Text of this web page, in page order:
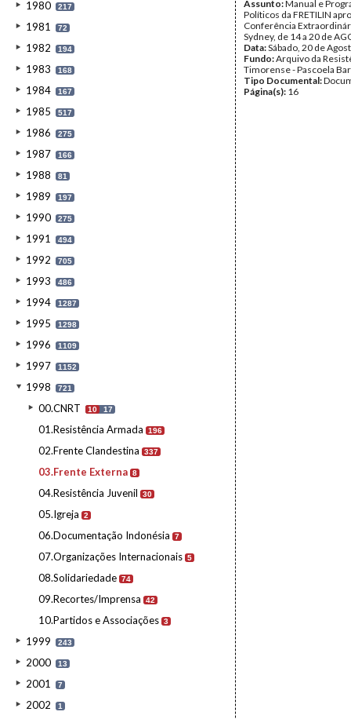
1980 217
1981 72
1982 194
1983 168
1984 167
1985 517
1986 275
1987 166
1988 81
1989 197
1990 275
1991 494
1992 705
1993 486
1994 1287
1995 1298
1996 1109
1997 1152
1998 721
00.CNRT 10 17
01.Resistência Armada 196
02.Frente Clandestina 337
03.Frente Externa 8
04.Resistência Juvenil 30
05.Igreja 2
06.Documentação Indonésia 7
07.Organizações Internacionais 5
08.Solidariedade 74
09.Recortes/Imprensa 42
10.Partidos e Associações 3
1999 243
2000 13
2001 7
2002 1
Assunto:Manual e
Políticos da FRETILIN
Conferência
Sydney, de 14 a 20 de
Data:Sábado, 20 de
Fundo:Arquivo da
Timorense - Pascoela
Tipo Documental:
Página(s): 16